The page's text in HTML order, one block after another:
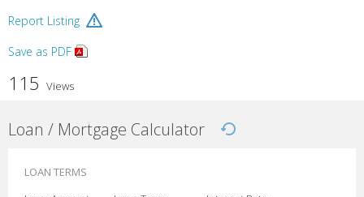
Report Listing
Save as PDF
115 Views
Loan / Mortgage Calculator
LOAN TERMS